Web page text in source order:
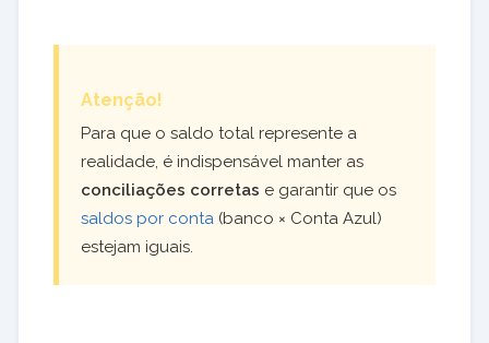
Atenção!
Para que o saldo total represente a
realidade, é indispensável manter as
conciliações corretas e garantir que os
saldos por conta (banco × Conta Azul)
estejam iguais.